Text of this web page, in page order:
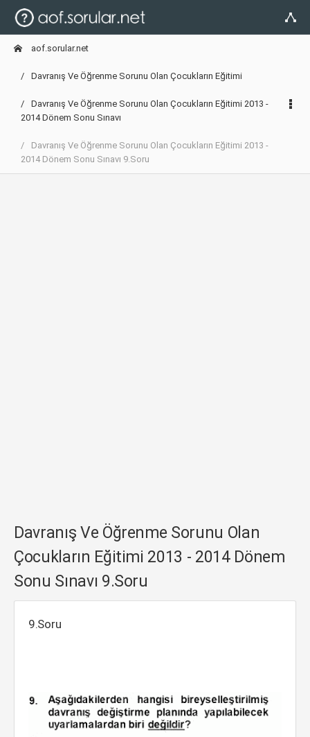
aof.sorular.net
Davranış Ve Öğrenme Sorunu Olan Çocukların Eğitimi
Davranış Ve Öğrenme Sorunu Olan Çocukların Eğitimi 2013 -
2014 Dönem Sonu Sınavı
Davranış Ve Öğrenme Sorunu Olan Çocukların Eğitimi 2013 -
2014 Dönem Sonu Sınavı 9.Soru
Davranış Ve Öğrenme Sorunu Olan
Çocukların Eğitimi 2013 - 2014 Dönem
Sonu Sınavı 9.Soru
9.Soru